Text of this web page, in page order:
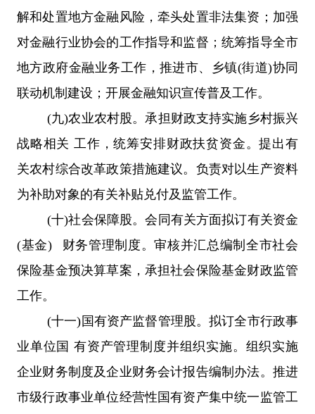
解和处置地方金融风险，牵头处置非法集资；加强
对金融行业协会的工作指导和监督；统筹指导全市
地方政府金融业务工作，推进市、乡镇(街道)协同
联动机制建设；开展金融知识宣传普及工作。
(九)农业农村股。承担财政支持实施乡村振兴
战略相关 工作，统筹安排财政扶贫资金。提出有
关农村综合改革政策措施建议。负责对以生产资料
为补助对象的有关补贴兑付及监管工作。
(十)社会保障股。会同有关方面拟订有关资金
(基金) 财务管理制度。审核并汇总编制全市社会
保险基金预决算草案，承担社会保险基金财政监管
工作。
(十一)国有资产监督管理股。拟订全市行政事
业单位国 有资产管理制度并组织实施。组织实施
企业财务制度及企业财务会计报告编制办法。推进
市级行政事业单位经营性国有资产集中统一监管工